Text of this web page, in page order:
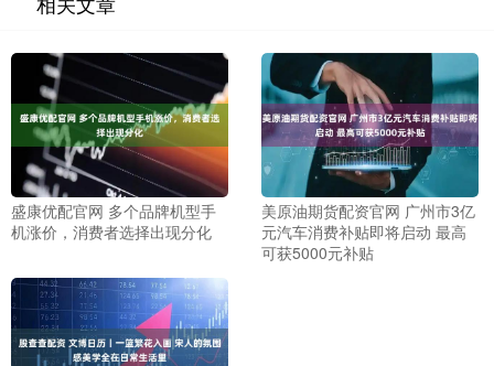
盛康优配官网 多个品牌机型手
机涨价，消费者选择出现分化
美原油期货配资官网 广州市3亿
元汽车消费补贴即将启动 最高
可获5000元补贴